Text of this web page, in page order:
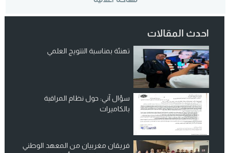
احدث المقالات
تهنئة بمناسبة التتويج العلمي
سؤال آني: حول نظام المراقبة
بالكاميرات
فريقان مغربيان من المعهد الوطني